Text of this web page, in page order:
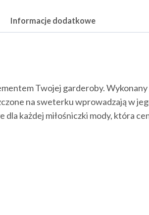
Informacje dodatkowe
Twojej garderoby.
na sweterku wprowadzają w
każdej miłośniczki mody, która